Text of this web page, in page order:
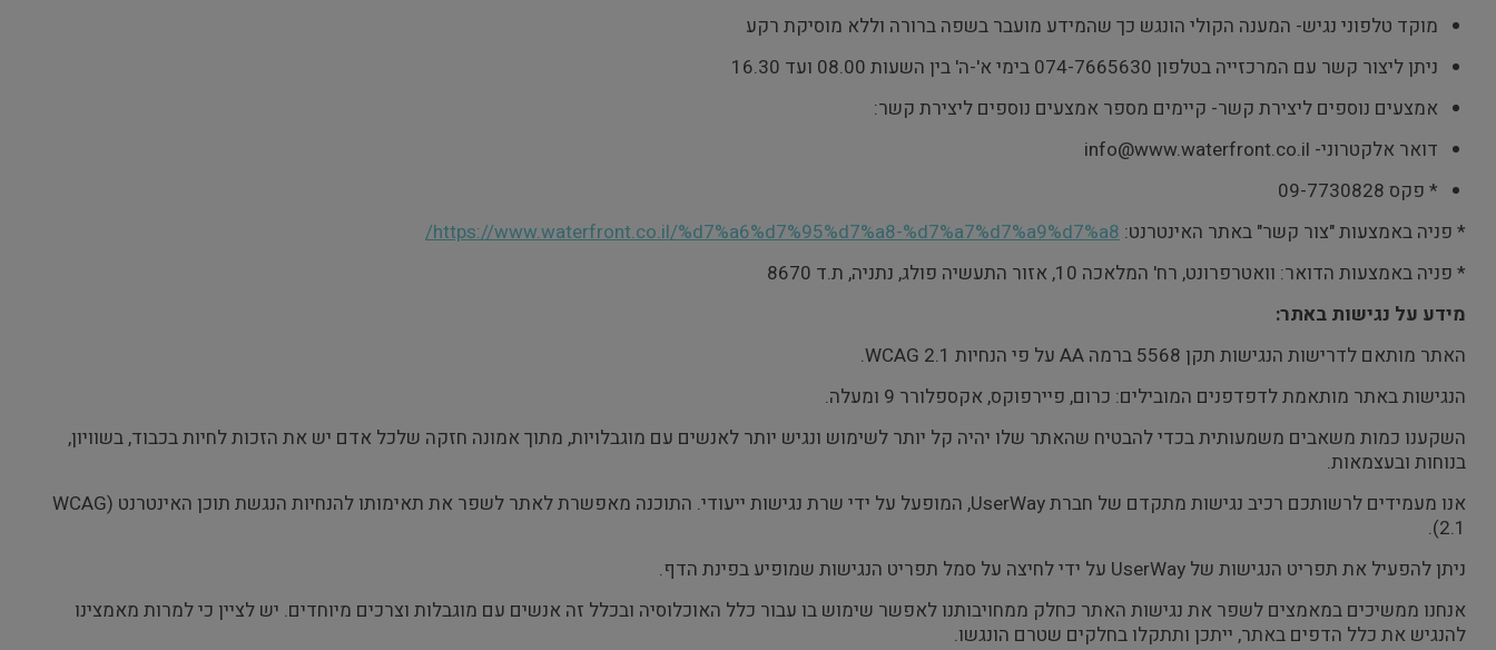
מוקד טלפוני נגיש- המענה הקולי הונגש כך שהמידע מועבר בשפה ברורה וללא מוסיקת רקע
ניתן ליצור קשר עם המרכזייה בטלפון 074-7665630 בימי א'-ה' בין השעות 08.00 ועד 16.30
אמצעים נוספים ליצירת קשר- קיימים מספר אמצעים נוספים ליצירת קשר:
דואר אלקטרוני- info@www.waterfront.co.il
* פקס 09-7730828
* פניה באמצעות "צור קשר" באתר האינטרנט: https://www.waterfront.co.il/%d7%a6%d7%95%d7%a8-%d7%a7%d7%a9%d7%a8/
* פניה באמצעות הדואר: וואטרפרונט, רח' המלאכה 10, אזור התעשיה פולג, נתניה, ת.ד 8670
מידע על נגישות באתר:
האתר מותאם לדרישות הנגישות תקן 5568 ברמה
AA על פי הנחיות WCAG 2.1
.
הנגישות באתר מותאמת לדפדפנים המובילים: כרום, פיירפוקס, אקספלורר 9 ומעלה.
השקענו כמות משאבים משמעותית בכדי להבטיח שהאתר שלו יהיה קל יותר לשימוש ונגיש יותר לאנשים עם מוגבלויות, מתוך אמונה חזקה שלכל אדם יש את הזכות לחיות בכבוד, בשוויון,
בנוחות ובעצמאות.
אנו מעמידים לרשותכם רכיב נגישות מתקדם של חברתUserWay, המופעל על ידי שרת נגישות ייעודי. התוכנה מאפשרת לאתר לשפר את תאימותו להנחיות הנגשת תוכן האינטרנט (WCAG
2.1
).
ניתן להפעיל את תפריט הנגישות של UserWay על ידי לחיצה על סמל תפריט הנגישות שמופיע בפינת הדף.
אנחנו ממשיכים במאמצים לשפר את נגישות האתר כחלק ממחויבותנו לאפשר שימוש בו עבור כלל האוכלוסיה ובכלל זה אנשים עם מוגבלות וצרכים מיוחדים. יש לציין כי למרות מאמצינו
להנגיש את כלל הדפים באתר, ייתכן ותתקלו בחלקים שטרם הונגשו.